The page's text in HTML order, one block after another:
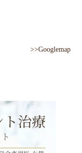
>>Googlemap